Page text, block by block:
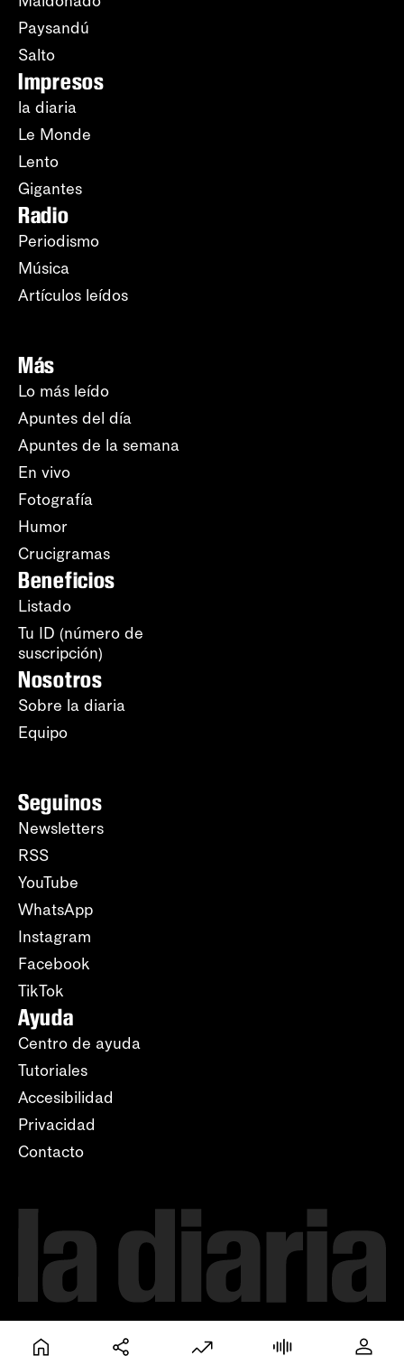
Paysandú
Salto
Impresos
la diaria
Le Monde
Lento
Gigantes
Radio
Periodismo
Música
Artículos leídos
Más
Lo más leído
Apuntes del día
Apuntes de la semana
En vivo
Fotografía
Humor
Crucigramas
Beneficios
Listado
Tu ID (número de
suscripción)
Nosotros
Sobre la diaria
Equipo
Seguinos
Newsletters
RSS
YouTube
WhatsApp
Instagram
Facebook
TikTok
Ayuda
Centro de ayuda
Tutoriales
Accesibilidad
Privacidad
Contacto